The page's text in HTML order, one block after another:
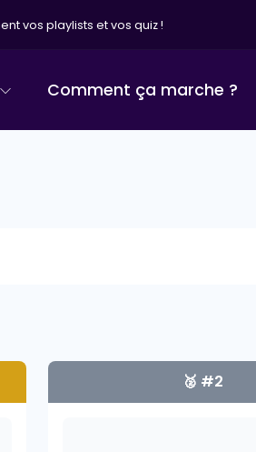
vos playlists et vos quiz !
Comment ça marche ?
🥈 #2